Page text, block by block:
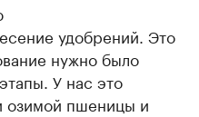
удобрений. Это
нужно было
У нас это
озимой пшеницы и